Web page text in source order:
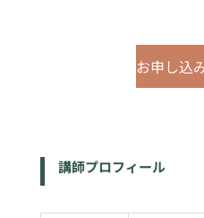
お申し込
講師プロフィール